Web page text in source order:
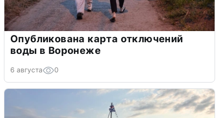
Опубликована карта отключений
воды в Воронеже
6 августа 0